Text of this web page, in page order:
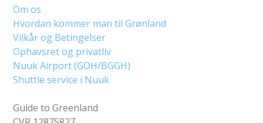
Om os
Hvordan kommer man til Grønland
Vilkår og Betingelser
Ophavsret og privatliv
Nuuk Airport (GOH/BGGH)
Shuttle service i Nuuk
Guide to Greenland